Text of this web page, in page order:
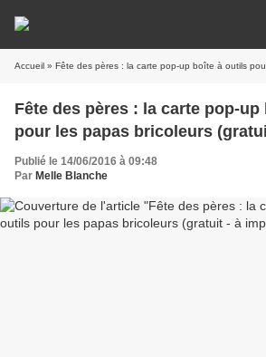
Accueil » Fête des pères : la carte pop-up boîte à outils pour les
Fête des pères : la carte pop-
pour les papas bricoleurs
Publié le 14/06/2016 à 09:48
Par Melle Blanche